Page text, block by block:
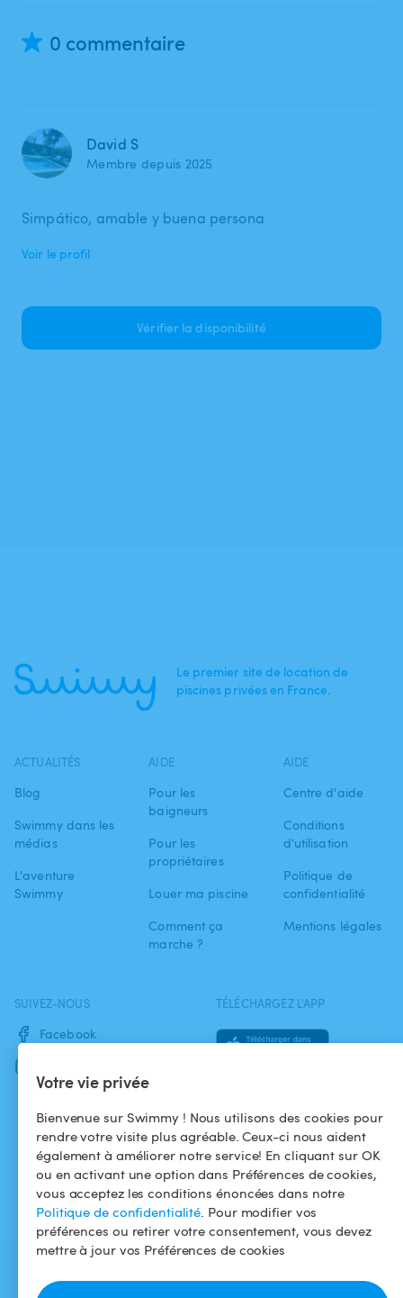
Votre vie privée
Bienvenue sur Swimmy ! Nous utilisons des cookies pour
rendre votre visite plus agréable. Ceux-ci nous aident
également à améliorer notre service! En cliquant sur OK
ou en activant une option dans Préférences de cookies,
vous acceptez les conditions énoncées dans notre
Politique de confidentialité. Pour modifier vos
préférences ou retirer votre consentement, vous devez
mettre à jour vos Préférences de cookies
0 commentaire
David S
Membre depuis 2025
Simpático, amable y buena persona
Voir le profil
Vérifier la disponibilité
Le premier site de location de
piscines privées en France.
ACTUALITÉS
Blog
Swimmy dans les
médias
L'aventure
Swimmy
AIDE
Pour les
baigneurs
Pour les
propriétaires
Louer ma piscine
Comment ça
marche ?
AIDE
Centre d'aide
Conditions
d'utilisation
Politique de
confidentialité
Mentions légales
SUIVEZ-NOUS
Facebook
TÉLÉCHARGEZ L'APP